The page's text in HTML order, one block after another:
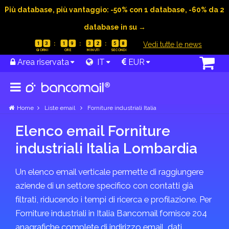
Più database, più vantaggio: -50% con 1 database, -60% da 2
database in su →
1 3 1 9 3 2 5 8 Vedi tutte le news
Area riservata IT EUR
Home Liste email Forniture industriali Italia
Elenco email Forniture
industriali Italia Lombardia
Un elenco email verticale permette di raggiungere
aziende di un settore specifico con contatti già
filtrati, riducendo i tempi di ricerca e profilazione. Per
Forniture industriali in Italia Bancomail fornisce 204
anagrafiche complete di indirizzo email, dati